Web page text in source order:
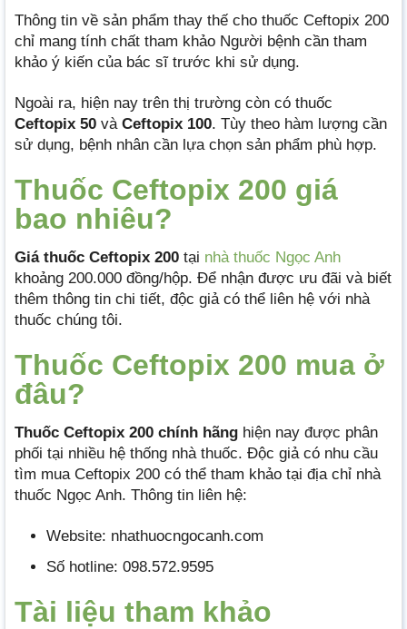
Thông tin về sản phẩm thay thế cho thuốc Ceftopix 200
chỉ mang tính chất tham khảo Người bệnh cần tham
khảo ý kiến của bác sĩ trước khi sử dụng.
Ngoài ra, hiện nay trên thị trường còn có thuốc
Ceftopix 50 và Ceftopix 100. Tùy theo hàm lượng cần
sử dụng, bệnh nhân cần lựa chọn sản phẩm phù hợp.
Thuốc Ceftopix 200 giá
bao nhiêu?
Giá thuốc Ceftopix 200 tại nhà thuốc Ngọc Anh
khoảng 200.000 đồng/hộp. Để nhận được ưu đãi và biết
thêm thông tin chi tiết, độc giả có thể liên hệ với nhà
thuốc chúng tôi.
Thuốc Ceftopix 200 mua ở
đâu?
Thuốc Ceftopix 200 chính hãng hiện nay được phân
phối tại nhiều hệ thống nhà thuốc. Độc giả có nhu cầu
tìm mua Ceftopix 200 có thể tham khảo tại địa chỉ nhà
thuốc Ngọc Anh. Thông tin liên hệ:
Website: nhathuocngocanh.com
Số hotline: 098.572.9595
Tài liệu tham khảo